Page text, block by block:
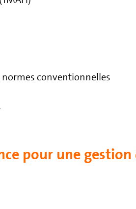
normes conventionnelles
pour une